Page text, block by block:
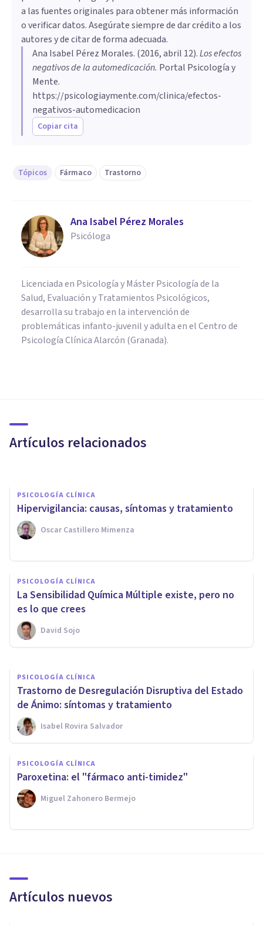
a las fuentes originales para obtener más información
o verificar datos. Asegúrate siempre de dar crédito a los
autores y de citar de forma adecuada.
Ana Isabel Pérez Morales. (2016, abril 12).Los efectos
negativos de la automedicación. Portal Psicología y
Mente.
https://psicologiaymente.com/clinica/efectos-
negativos-automedicacion
Copiar cita
Tópicos Fármaco Trastorno
Ana Isabel Pérez Morales
Psicóloga
Licenciada en Psicología y Máster Psicología de la
Salud, Evaluación y Tratamientos Psicológicos,
desarrolla su trabajo en la intervención de
problemáticas infanto-juvenil y adulta en el Centro de
Psicología Clínica Alarcón (Granada).
Artículos relacionados
tratamientos
PSICOLOGÍA CLÍNICA
​Hipervigilancia: causas, síntomas y tratamiento
Oscar Castillero Mimenza
PSICOLOGÍA CLÍNICA
La Sensibilidad Química Múltiple existe, pero no
es lo que crees
David Sojo
Trastorno de Ansiedad
Generalizada: síntomas,
causas y tratamiento
Jonathan García-Allen
PSICOLOGÍA CLÍNICA
Trastorno de Desregulación Disruptiva del Estado
de Ánimo: síntomas y tratamiento
Isabel Rovira Salvador
PSICOLOGÍA CLÍNICA
​Paroxetina: el "fármaco anti-timidez"
Miguel Zahonero Bermejo
Artículos nuevos